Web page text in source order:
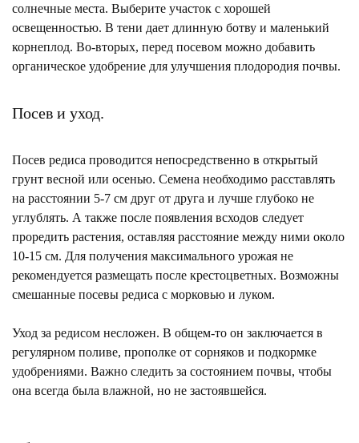
солнечные места. Выберите участок с хорошей
освещенностью. В тени дает длинную ботву и маленький
корнеплод. Во-вторых, перед посевом можно добавить
органическое удобрение для улучшения плодородия почвы.
Посев и уход.
Посев редиса проводится непосредственно в открытый
грунт весной или осенью. Семена необходимо расставлять
на расстоянии 5-7 см друг от друга и лучше глубоко не
углублять. А также после появления всходов следует
проредить растения, оставляя расстояние между ними около
10-15 см. Для получения максимального урожая не
рекомендуется размещать после крестоцветных. Возможны
смешанные посевы редиса с морковью и луком.
Уход за редисом несложен. В общем-то он заключается в
регулярном поливе, прополке от сорняков и подкормке
удобрениями. Важно следить за состоянием почвы, чтобы
она всегда была влажной, но не застоявшейся.